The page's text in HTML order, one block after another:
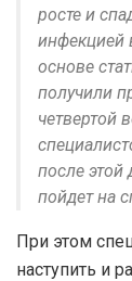
росте и
инфекцией
основе
получили
четвертой
после
пойдет на
При этом
наступить и